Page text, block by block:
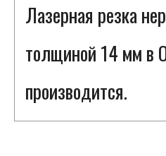
Лазерная резка
толщиной 14 мм в
производится.